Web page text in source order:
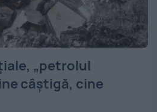
„petrolul
câștigă, cine